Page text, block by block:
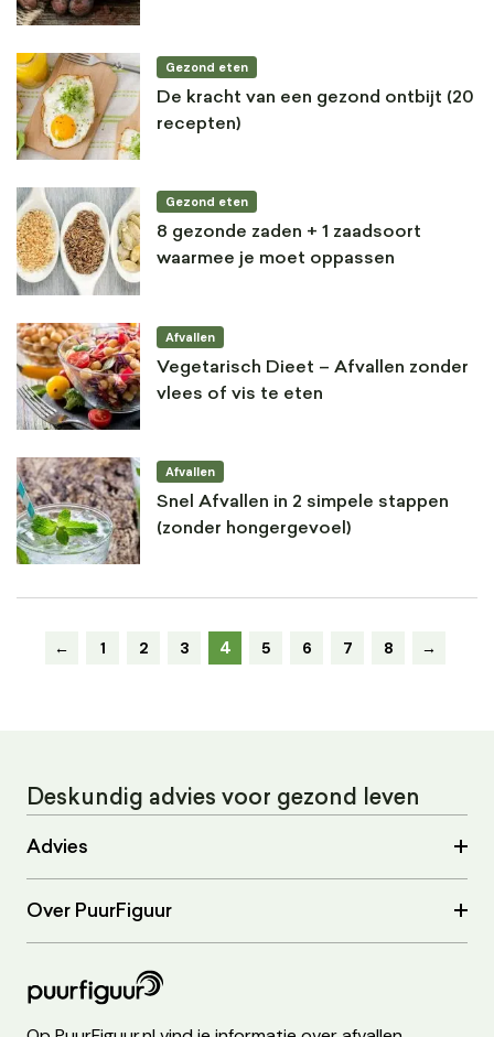
Gezond eten
De kracht van een gezond ontbijt (20
recepten)
Gezond eten
8 gezonde zaden + 1 zaadsoort
waarmee je moet oppassen
Afvallen
Vegetarisch Dieet – Afvallen zonder
vlees of vis te eten
Afvallen
Snel Afvallen in 2 simpele stappen
(zonder hongergevoel)
← 1 2 3 4 5 6 7 8 →
Deskundig advies voor gezond leven
Advies
Over PuurFiguur